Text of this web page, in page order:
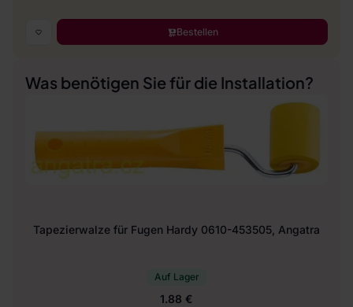
Bestellen
Was benötigen Sie für die Installation?
Tapezierwalze für Fugen Hardy 0610-453505, Angatra
Auf Lager
1.88 €